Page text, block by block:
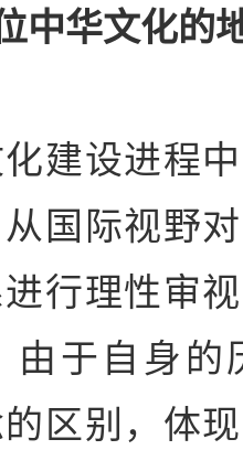
中华文化的
设进程中
国际视野
行理性审
由于自身的
区别，体